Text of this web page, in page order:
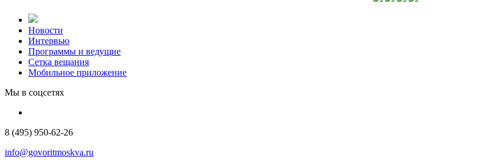
Новости
Интервью
Программы и ведущие
Сетка вещания
Мобильное приложение
Мы в соцсетях
8 (495) 950-62-26
info@govoritmoskva.ru